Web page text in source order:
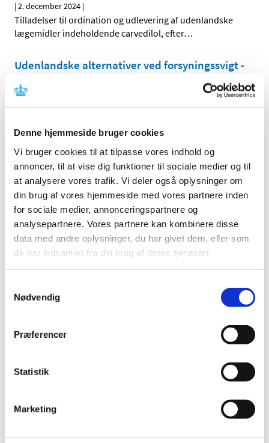
Denne hjemmeside bruger cookies
Vi bruger cookies til at tilpasse vores indhold og
annoncer, til at vise dig funktioner til sociale medier og til
at analysere vores trafik. Vi deler også oplysninger om
din brug af vores hjemmeside med vores partnere inden
for sociale medier, annonceringspartnere og
analysepartnere. Vores partnere kan kombinere disse
data med andre oplysninger, du har givet dem, eller som
de har indsamlet fra din brug af deres tjenester.
Nødvendig
Præferencer
Statistik
Marketing
|2. december 2024 |
Tilladelser til ordination og udlevering af udenlandske
lægemidler indeholdende carvedilol, efter…
Udenlandske alternativer ved forsyningssvigt -
|2. december 2024
Der er foretaget opdateringer i listen over markedsførte
Fællesnordiske pakninger for bedre
tilgængelighed
2. december 2024
Ved årsskiftet starter et pilotprojekt med
engelsksprogede fællesnordiske lægemiddelpakninger
Forrige 1 2
Alle (2506)
2026 (84)
december (28)
oktober (28)